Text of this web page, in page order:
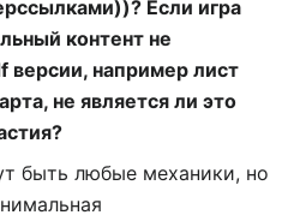
Если игра
контент не
версии, например лист
не является ли это
быть любые механики, но